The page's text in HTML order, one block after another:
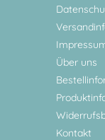
Über uns
Kontakt